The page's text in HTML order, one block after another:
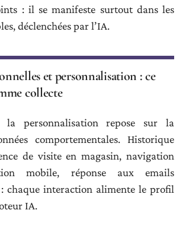
: il se manifeste surtout dans les
déclenchées par l’IA.
et personnalisation : ce
collecte
la personnalisation repose sur la
comportementales. Historique
de visite en magasin, navigation
mobile, réponse aux emails
chaque interaction alimente le profil
IA.